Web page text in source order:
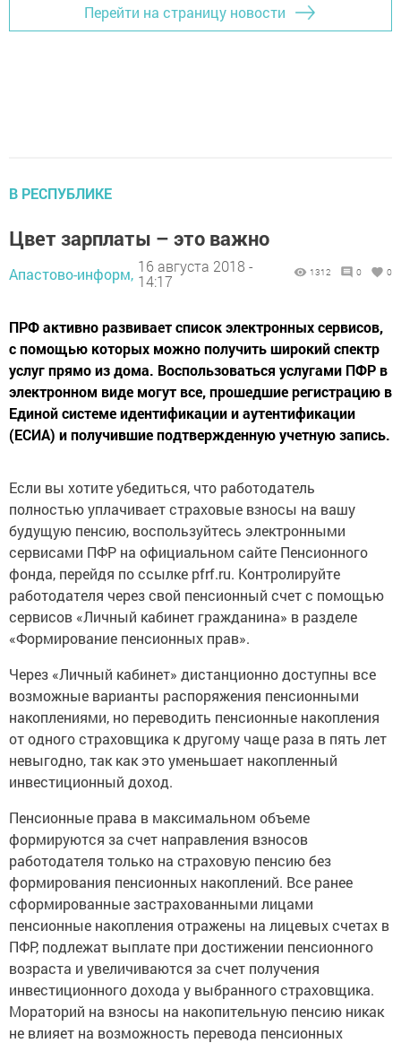
Перейти на страницу новости
В РЕСПУБЛИКЕ
Цвет зарплаты – это важно
Апастово-информ, 16 августа 2018 -
14:17
1312 0 0
ПРФ активно развивает список электронных сервисов,
с помощью которых можно получить широкий спектр
услуг прямо из дома. Воспользоваться услугами ПФР в
электронном виде могут все, прошедшие регистрацию в
Единой системе идентификации и аутентификации
(ЕСИА) и получившие подтвержденную учетную запись.
Если вы хотите убедиться, что работодатель
полностью уплачивает страховые взносы на вашу
будущую пенсию, воспользуйтесь электронными
сервисами ПФР на официальном сайте Пенсионного
фонда, перейдя по ссылке pfrf.ru. Контролируйте
работодателя через свой пенсионный счет с помощью
сервисов «Личный кабинет гражданина» в разделе
«Формирование пенсионных прав».
Через «Личный кабинет» дистанционно доступны все
возможные варианты распоряжения пенсионными
накоплениями, но переводить пенсионные накопления
от одного страховщика к другому чаще раза в пять лет
невыгодно, так как это уменьшает накопленный
инвестиционный доход.
Пенсионные права в максимальном объеме
формируются за счет направления взносов
работодателя только на страховую пенсию без
формирования пенсионных накоплений. Все ранее
сформированные застрахованными лицами
пенсионные накопления отражены на лицевых счетах в
ПФР, подлежат выплате при достижении пенсионного
возраста и увеличиваются за счет получения
инвестиционного дохода у выбранного страховщика.
Мораторий на взносы на накопительную пенсию никак
не влияет на возможность перевода пенсионных